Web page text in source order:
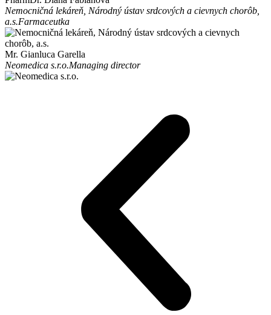
Nemocničná lekáreň, Národný ústav srdcových a cievnych chorôb,
a.s.Farmaceutka
Mr. Gianluca Garella
Neomedica s.r.o.Managing director